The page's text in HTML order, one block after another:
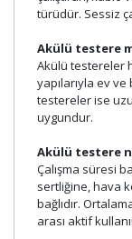
türüdür. Sessiz
Akülü testere
Akülü testereler
yapılarıyla ev
testereler ise
uygundur.
Akülü testere
Çalışma süresi
sertliğine, hava
bağlıdır.
arası aktif